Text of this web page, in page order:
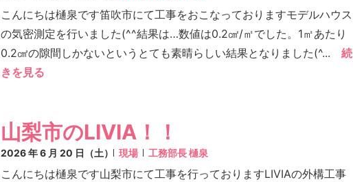
こんにちは樋泉です笛吹市にて工事をおこなっておりますモデルハウス
の気密測定を行いました(^^結果は…数値は0.2㎠/㎡でした。1㎡あたり
0.2㎠の隙間しかないというとても素晴らしい結果となりました(^...
続
きを見る
山梨市のLIVIA！！
2026 年 6 月 20 日（土） 現場 工務部長 樋泉
こんにちは樋泉です山梨市にて工事を行っておりますLIVIAの外構工事